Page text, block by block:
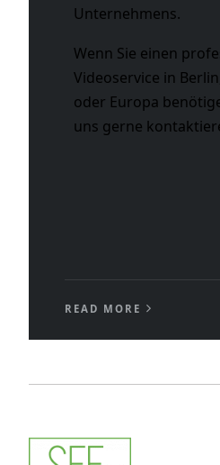
Unternehmens.
Wenn Sie einen
Videoservice in
oder Europa
uns gerne
READ MORE